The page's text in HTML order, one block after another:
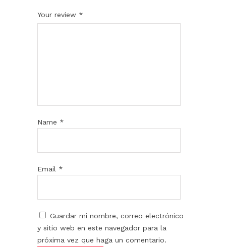
Your review *
Name *
Email *
Guardar mi nombre, correo electrónico
y sitio web en este navegador para la
próxima vez que haga un comentario.